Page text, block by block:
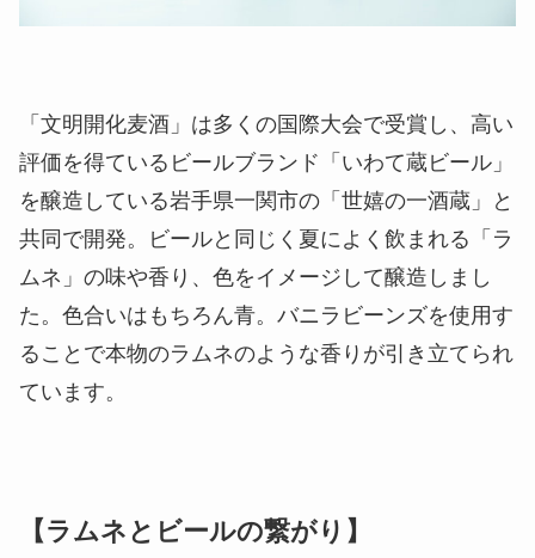
「文明開化麦酒」は多くの国際大会で受賞し、高い
評価を得ているビールブランド「いわて蔵ビール」
を醸造している岩手県一関市の「世嬉の一酒蔵」と
共同で開発。ビールと同じく夏によく飲まれる「ラ
ムネ」の味や香り、色をイメージして醸造しまし
た。色合いはもちろん青。バニラビーンズを使用す
ることで本物のラムネのような香りが引き立てられ
ています。
【ラムネとビールの繋がり】